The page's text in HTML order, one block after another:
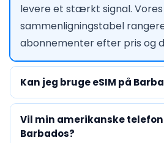
levere et stærkt signal. Vores
sammenligningstabel
abonnementer efter pris og
Kan jeg bruge eSIM på
Vil min amerikanske
Barbados?